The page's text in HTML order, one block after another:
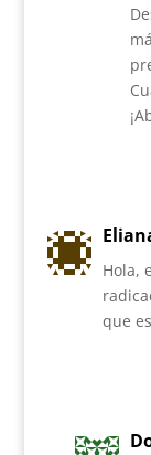
Hola,
que